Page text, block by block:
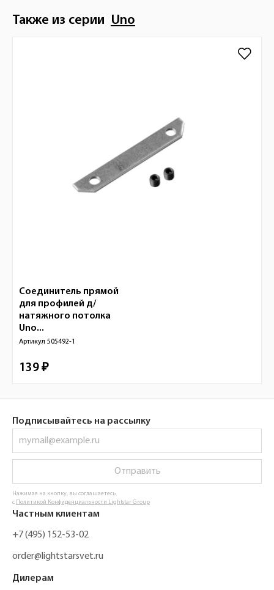
Также из серии Uno
Соединитель прямой
для профилей д/
натяжного потолка
Uno...
Артикул 505492-1
139 ₽
Подписывайтесь на рассылку
Отправить
Нажимая на кнопку, вы соглашаетесь
с Политикой Конфиденциальности Lightstar Group
Частным клиентам
+7 (495) 152-53-02
order@lightstarsvet.ru
Дилерам